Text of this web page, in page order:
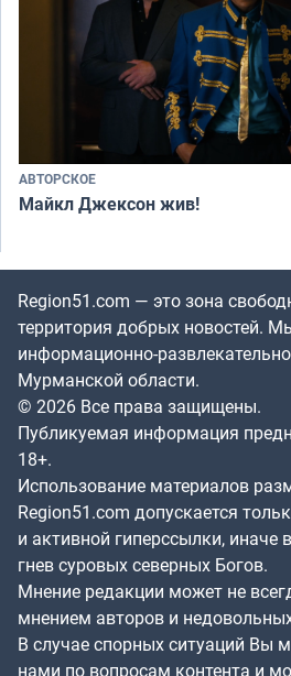
АВТОРСКОЕ
Майкл Джексон жив!
Region51.com — это зона
территория добрых новостей.
информационно-
Мурманской области.
© 2026 Все права защищены.
Публикуемая информация
18+.
Использование материалов
Region51.com допускается
и активной гиперссылки, иначе
гнев суровых северных Богов.
Мнение редакции может не
мнением авторов и
В случае спорных ситуаций Вы
нами по вопросам контента и